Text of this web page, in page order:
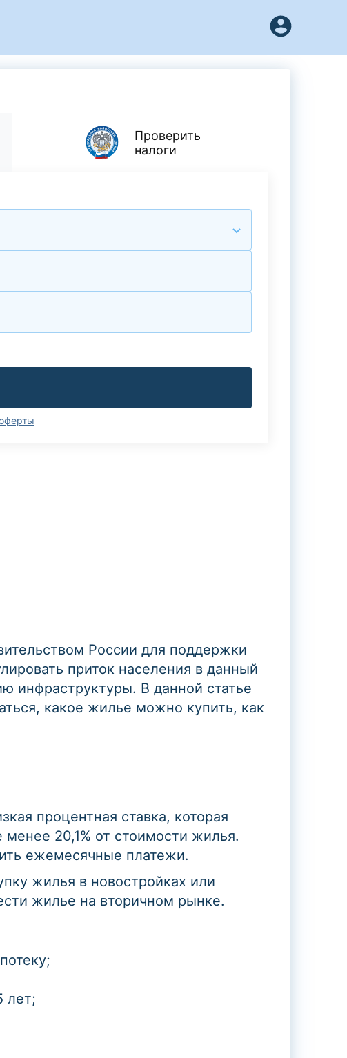
Проверить
налоги
России для поддержки
приток населения в данный
инфраструктуры. В данной статье
какое жилье можно купить, как
процентная ставка, которая
20,1% от стоимости жилья.
ежемесячные платежи.
жилья в новостройках или
жилье на вторичном рынке.
лет;